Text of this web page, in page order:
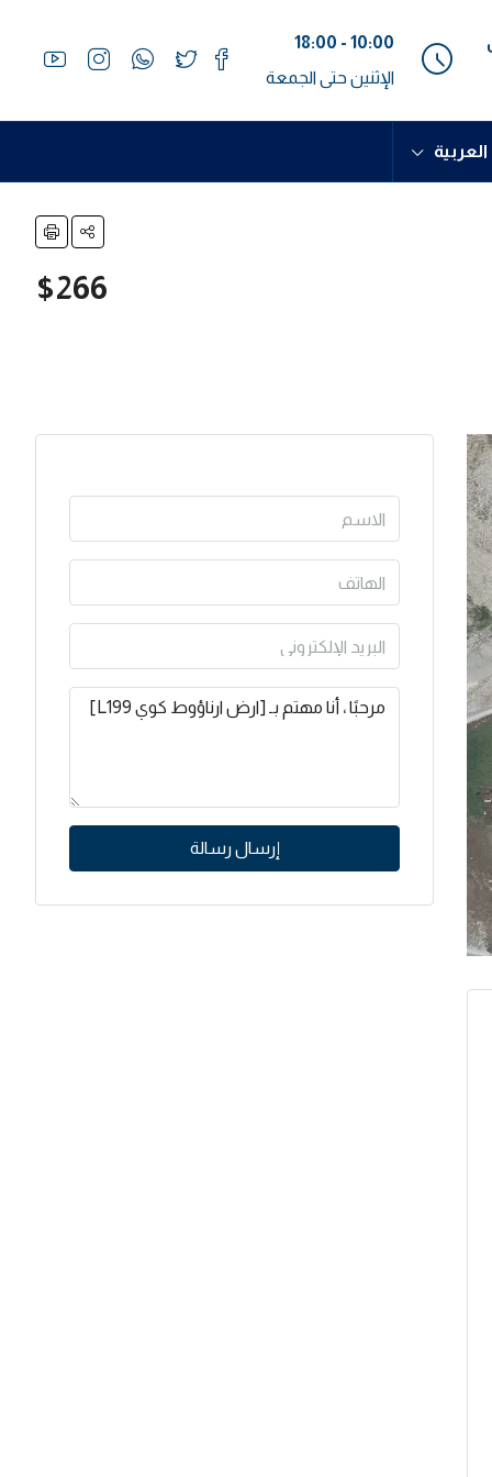
10:00 - 18:00
الإثنين حتى الجمعة
العربية
$266
إرسال رسالة